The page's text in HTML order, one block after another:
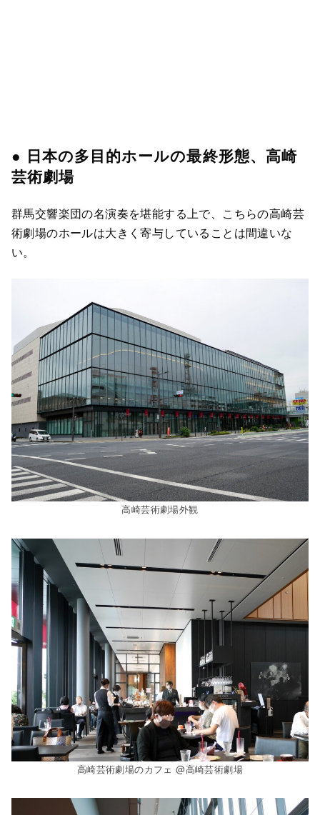
● 日本の多目的ホールの最終形態、高崎
芸術劇場
群馬交響楽団の名演奏を堪能する上で、こちらの高崎芸
術劇場のホールは大きく寄与していることは間違いな
い。
高崎芸術劇場外観
高崎芸術劇場のカフェ @高崎芸術劇場